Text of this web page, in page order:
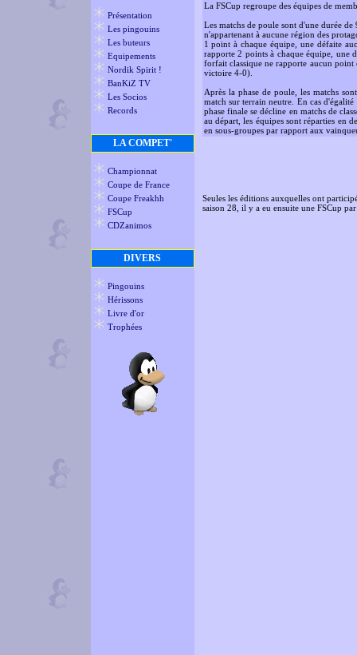
Présentation
Les pingouins
Les buteurs
Equipements
Nordik Spirit !
BanKiZ TV
Les Socios
Records
LA COMPET'
Championnat
Coupe de France
Coupe Freakhh
FSCup
CDZanimos
DIVERS
Pingouins
Hérissons
Livre d'or
Trophées
La FSCup regroupe des équipes de
Les matchs de poule sont d'une durée
n'appartenant à aucune région des
1 point à chaque équipe, une défaite
rapporte 2 points à chaque équipe, une
forfait classique ne rapporte aucun point
victoire 4-0).
Après la phase de poule, les matchs
match sur terrain neutre. En cas
phase finale se décline en matchs de
au départ, les équipes sont réparties en
en sous-groupes par rapport aux
Seules les éditions auxquelles ont
saison 28, il y a eu ensuite une FSCup